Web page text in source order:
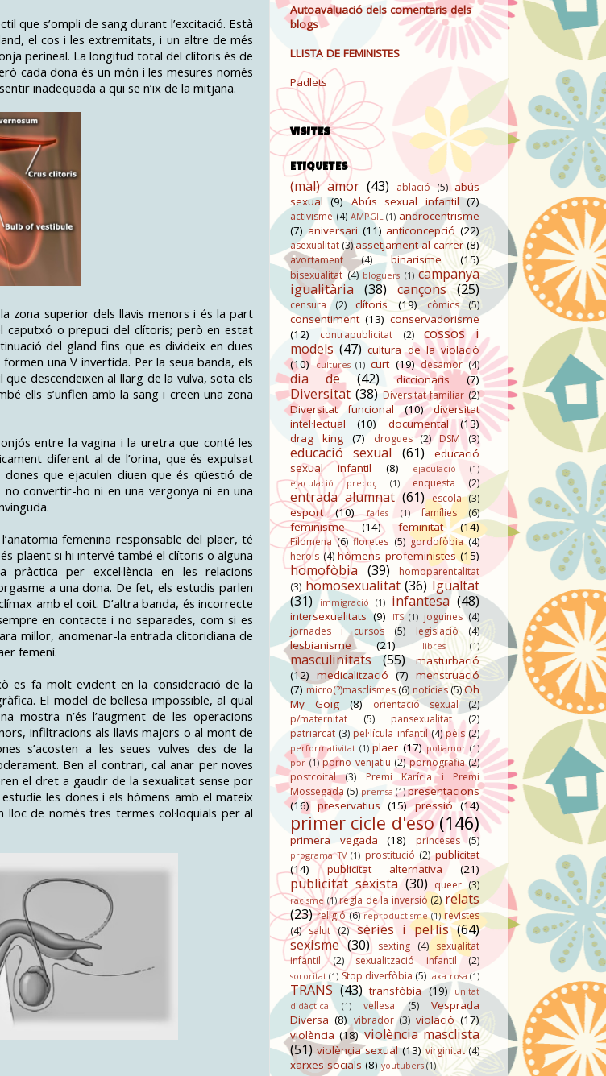
que s’ompli de sang durant l’excitació. Està
el cos i les extremitats, i un altre de més
perineal. La longitud total del clítoris és de
cada dona és un món i les mesures només
inadequada a qui se n’ix de la mitjana.
zona superior dels llavis menors i és la part
caputxó o prepuci del clítoris; però en estat
del gland fins que es divideix en dues
una V invertida. Per la seua banda, els
descendeixen al llarg de la vulva, sota els
ells s’unflen amb la sang i creen una zona
entre la vagina i la uretra que conté les
diferent al de l’orina, que és expulsat
que ejaculen diuen que és qüestió de
convertir-ho ni en una vergonya ni en una
femenina responsable del plaer, té
plaent si hi intervé també el clítoris o alguna
per excel·lència en les relacions
a una dona. De fet, els estudis parlen
amb el coit. D’altra banda, és incorrecte
en contacte i no separades, com si es
millor, anomenar-la entrada clitoridiana de
femení.
es fa molt evident en la consideració de la
El model de bellesa impossible, al qual
mostra n’és l’augment de les operacions
infiltracions als llavis majors o al mont de
s’acosten a les seues vulves des de la
Ben al contrari, cal anar per noves
el dret a gaudir de la sexualitat sense por
les dones i els hòmens amb el mateix
de només tres termes col·loquials per al
Autoavaluació dels comentaris dels
blogs
LLISTA DE FEMINISTES
Padlets
VISITES
ETIQUETES
(mal) amor (43) ablació (5) abús
sexual (9) Abús sexual infantil (7)
activisme (4) AMPGIL (1) androcentrisme
(7) aniversari (11) anticoncepció (22)
asexualitat (3)assetjament al carrer (8)
avortament (4) binarisme (15)
bisexualitat (4) bloguers (1) campanya
igualitària
(38) cançons (25)
censura (2) clítoris (19) còmics (5)
consentiment (13) conservadorisme
(12)
contrapublicitat (2)
cossos i
models (47) cultura de la violació
(10) cultures (1) curt (19) desamor (4)
dia de (42) diccionaris (7)
Diversitat (38) Diversitat familiar (2)
Diversitat funcional (10)
diversitat
intel·lectual
(10) documental
(13)
drag king
(7) drogues (2) DSM (3)
educació sexual (61)
educació
sexual infantil
(8) ejaculació
(1)
ejaculació precoç
(1) enquesta (2)
entrada alumnat (61) escola (3)
esport (10) falles (1) famílies (6)
feminisme (14) feminitat (14)
Filomena (6) floretes (5) gordofòbia (4)
herois (4) hòmens profeministes (15)
homofòbia (39)
homoparentalitat
(3) homosexualitat (36) Igualtat
(31)
immigració (1) infantesa (48)
intersexualitats (9) ITS (1) joguines (4)
jornades i cursos
(5) legislació (4)
lesbianisme (21) llibres (1)
masculinitats (55)
masturbació
(12) medicalització (7) menstruació
(7) micro(?)masclismes (6) notícies(5)Oh
My Goig
(8) orientació sexual
(2)
p/maternitat
(5) pansexualitat
(2)
patriarcat (3) pel·lícula infantil (4) pèls (2)
performativitat (1) plaer (17) poliamor (1)
por (1) porno venjatiu (2) pornografia (2)
postcoital
(3)
Premi Karícia i Premi
Mossegada (5) premsa (1) presentacions
(16) preservatius (15) pressió (14)
primer cicle d'eso (146)
primera vegada (18) princeses (5)
programa TV (1) prostitució (2) publicitat
(14)
publicitat alternativa (21)
publicitat sexista (30) queer (3)
racisme (1) regla de la inversió (2) relats
(23) religió (6) reproductisme (1) revistes
(4) salut (2) sèries i pel·lis (64)
sexisme (30) sexting (4) sexualitat
infantil
(2) sexualització infantil (2)
sororitat (1) Stop diverfòbia (5) taxa rosa (1)
TRANS (43) transfòbia (19)
unitat
didàctica
(1) vellesa (5)
Vesprada
Diversa (8) vibrador (3) violació (17)
violència (18) violència masclista
(51) violència sexual (13) virginitat (4)
xarxes socials (8) youtubers (1)